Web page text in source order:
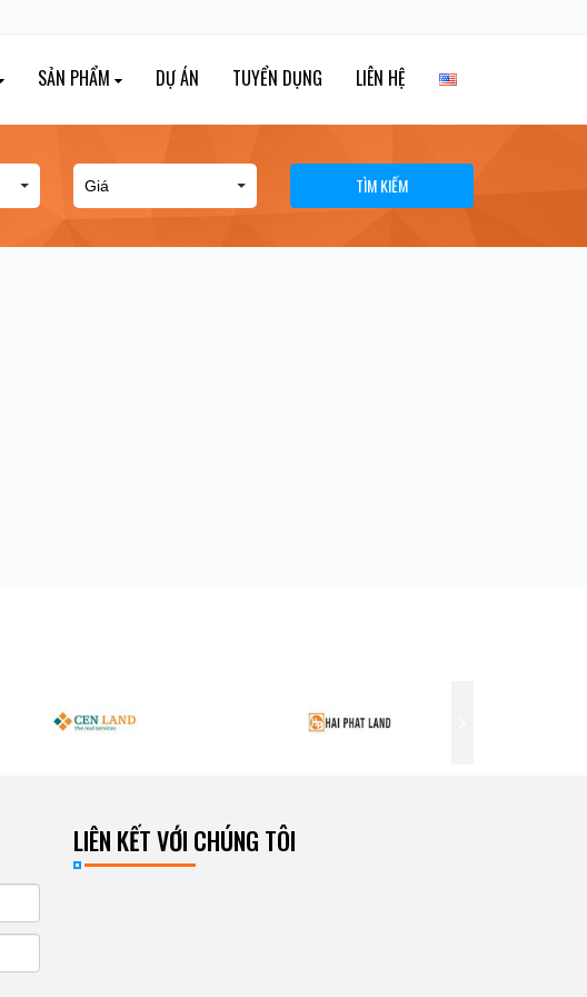
SẢN PHẨM DỰ ÁN TUYỂN DỤNG LIÊN HỆ
TÌM KIẾM
LIÊN KẾT VỚI CHÚNG TÔI